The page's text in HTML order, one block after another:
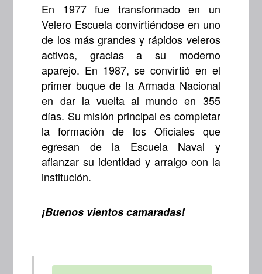
En 1977 fue transformado en un
Velero Escuela convirtiéndose en uno
de los más grandes y rápidos veleros
activos, gracias a su moderno
aparejo. En 1987, se convirtió en el
primer buque de la Armada Nacional
en dar la vuelta al mundo en 355
días. Su misión principal es completar
la formación de los Oficiales que
egresan de la Escuela Naval y
afianzar su identidad y arraigo con la
institución.
¡Buenos vientos camaradas!